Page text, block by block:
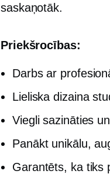
saskaņotāk.
Priekšrocības:
Darbs ar
Lieliska dizaina
Viegli sazināties
Panākt unikālu,
Garantēts, ka tiks